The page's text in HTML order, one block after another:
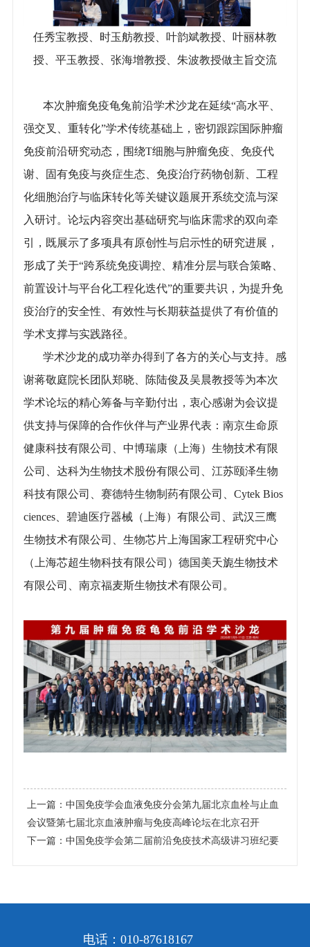
任秀宝教授、时玉舫教授、叶韵斌教授、叶丽林教
授、平玉教授、张海增教授、朱波教授做主旨交流
本次肿瘤免疫龟兔前沿学术沙龙在延续“高水平、
强交叉、重转化”学术传统基础上，密切跟踪国际肿瘤
免疫前沿研究动态，围绕T细胞与肿瘤免疫、免疫代
谢、固有免疫与炎症生态、免疫治疗药物创新、工程
化细胞治疗与临床转化等关键议题展开系统交流与深
入研讨。论坛内容突出基础研究与临床需求的双向牵
引，既展示了多项具有原创性与启示性的研究进展，
形成了关于“跨系统免疫调控、精准分层与联合策略、
前置设计与平台化工程化迭代”的重要共识，为提升免
疫治疗的安全性、有效性与长期获益提供了有价值的
学术支撑与实践路径。
学术沙龙的成功举办得到了各方的关心与支持。感
谢蒋敬庭院长团队郑晓、陈陆俊及吴晨教授等为本次
学术论坛的精心筹备与辛勤付出，衷心感谢为会议提
供支持与保障的合作伙伴与产业界代表：南京生命原
健康科技有限公司、中博瑞康（上海）生物技术有限
公司、达科为生物技术股份有限公司、江苏颐泽生物
科技有限公司、赛德特生物制药有限公司、Cytek Bios
ciences、碧迪医疗器械（上海）有限公司、武汉三鹰
生物技术有限公司、生物芯片上海国家工程研究中心
（上海芯超生物科技有限公司）德国美天旎生物技术
有限公司、南京福麦斯生物技术有限公司。
上一篇： 中国免疫学会血液免疫分会第九届北京血栓与止血
会议暨第七届北京血液肿瘤与免疫高峰论坛在北京召开
下一篇： 中国免疫学会第二届前沿免疫技术高级讲习班纪要
电话：010-87618167